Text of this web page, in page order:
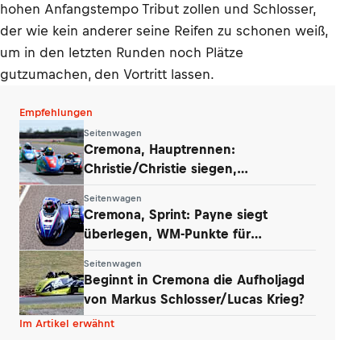
hohen Anfangstempo Tribut zollen und Schlosser,
der wie kein anderer seine Reifen zu schonen weiß,
um in den letzten Runden noch Plätze
gutzumachen, den Vortritt lassen.
Empfehlungen
Seitenwagen
Cremona, Hauptrennen:
Christie/Christie siegen,
Seitenwagen
Cremona, Sprint: Payne siegt
überlegen, WM-Punkte für
Seitenwagen
Beginnt in Cremona die Aufholjagd
von Markus Schlosser/Lucas Krieg?
Im Artikel erwähnt